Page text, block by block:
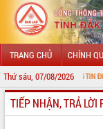
TRANG CHỦ CHÍNH
Thứ sáu, 07/08/2026
VỚI CỔNG THÔNG TIN ĐIỆN TỬ
GIỚI THIỆU
TIẾP NHẬN, TRẢ LỜI